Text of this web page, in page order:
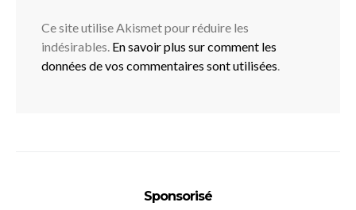
Ce site utilise Akismet pour réduire les
indésirables. En savoir plus sur comment les
données de vos commentaires sont utilisées
Sponsorisé